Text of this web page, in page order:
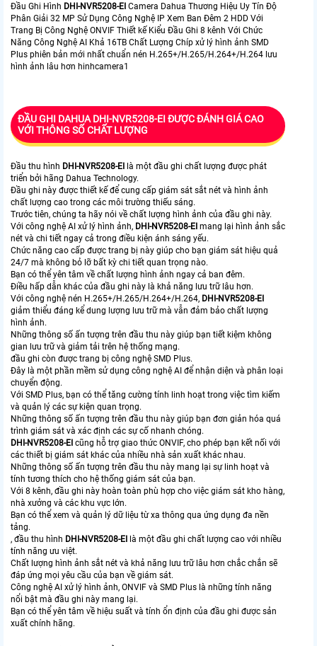
Đầu Ghi Hình DHI-NVR5208-EI Camera Dahua Thương Hiệu Uy Tín Độ
Phân Giải 32 MP Sử Dụng Công Nghệ IP Xem Ban Đêm 2 HDD Với
Trang Bị Công Nghệ ONVIF Thiết kế Kiểu Đầu Ghi 8 kênh Với Chức
Năng Công Nghệ AI Khả 16TB Chất Lượng Chíp xử lý hình ảnh SMD
Plus phiên bản mới nhất chuẩn nén H.265+/H.265/H.264+/H.264 lưu
hình ảnh lâu hơn hinhcamera1
ĐẦU GHI DAHUA DHI-NVR5208-EI ĐƯỢC ĐÁNH GIÁ CAO
VỚI THÔNG SỐ CHẤT LƯỢNG
Đầu thu hình DHI-NVR5208-EI là một đầu ghi chất lượng được phát
triển bởi hãng Dahua Technology.
Đầu ghi này được thiết kế để cung cấp giám sát sắt nét và hình ảnh
chất lượng cao trong các môi trường thiếu sáng.
Trước tiên, chúng ta hãy nói về chất lượng hình ảnh của đầu ghi này.
Với công nghệ AI xử lý hình ảnh, DHI-NVR5208-EI mang lại hình ảnh sắc
nét và chi tiết ngay cả trong điều kiện ánh sáng yếu.
Chức năng cao cấp được trang bị này giúp cho bạn giám sát hiệu quả
24/7 mà không bỏ lỡ bất kỳ chi tiết quan trọng nào.
Bạn có thể yên tâm về chất lượng hình ảnh ngay cả ban đêm.
Điều hấp dẫn khác của đầu ghi này là khả năng lưu trữ lâu hơn.
Với công nghệ nén H.265+/H.265/H.264+/H.264, DHI-NVR5208-EI
giảm thiểu đáng kể dung lượng lưu trữ mà vẫn đảm bảo chất lượng
hình ảnh.
Những thông số ấn tượng trên đầu thu này giúp bạn tiết kiệm không
gian lưu trữ và giảm tải trên hệ thống mạng.
đầu ghi còn được trang bị công nghệ SMD Plus.
Đây là một phần mềm sử dụng công nghệ AI để nhận diện và phân loại
chuyển động.
Với SMD Plus, bạn có thể tăng cường tính linh hoạt trong việc tìm kiếm
và quản lý các sự kiện quan trọng.
Những thông số ấn tượng trên đầu thu này giúp bạn đơn giản hóa quá
trình giám sát và xác định các sự cố nhanh chóng.
DHI-NVR5208-EI cũng hỗ trợ giao thức ONVIF, cho phép bạn kết nối với
các thiết bị giám sát khác của nhiều nhà sản xuất khác nhau.
Những thông số ấn tượng trên đầu thu này mang lại sự linh hoạt và
tính tương thích cho hệ thống giám sát của bạn.
Với 8 kênh, đầu ghi này hoàn toàn phù hợp cho việc giám sát kho hàng,
nhà xưởng và các khu vực lớn.
Bạn có thể xem và quản lý dữ liệu từ xa thông qua ứng dụng đa nền
tảng.
, đầu thu hình DHI-NVR5208-EI là một đầu ghi chất lượng cao với nhiều
tính năng ưu việt.
Chất lượng hình ảnh sắt nét và khả năng lưu trữ lâu hơn chắc chắn sẽ
đáp ứng mọi yêu cầu của bạn về giám sát.
Công nghệ AI xử lý hình ảnh, ONVIF và SMD Plus là những tính năng
nổi bật mà đầu ghi này mang lại.
Bạn có thể yên tâm về hiệu suất và tính ổn định của đầu ghi được sản
xuất chính hãng.